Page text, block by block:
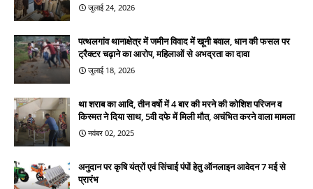
जुलाई 24, 2026
पत्थलगांव थानाक्षेत्र में जमीन विवाद में खूनी बवाल, धान की फसल पर
ट्रैक्टर चढ़ाने का आरोप, महिलाओं से अभद्रता का दावा
जुलाई 18, 2026
था शराब का आदि, तीन वर्षो में 4 बार की मरने की कोशिश परिजन व
किस्मत ने दिया साथ, 5वी दफे में मिली मौत, अचंभित करने वाला मामला
नवंबर 02, 2025
अनुदान पर कृषि यंत्रों एवं सिंचाई पंपों हेतु ऑनलाइन आवेदन 7 मई से
प्रारंभ